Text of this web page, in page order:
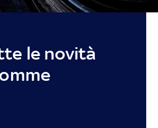
le novità